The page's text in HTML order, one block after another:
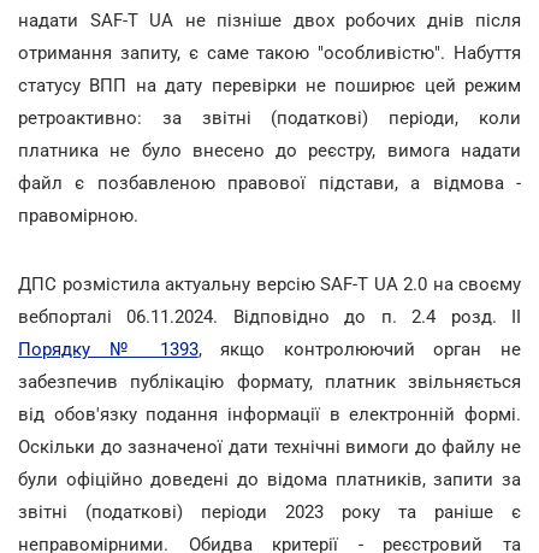
надати SAF-T UA не пізніше двох робочих днів після
отримання запиту, є саме такою "особливістю". Набуття
статусу ВПП на дату перевірки не поширює цей режим
ретроактивно: за звітні (податкові) періоди, коли
платника не було внесено до реєстру, вимога надати
файл є позбавленою правової підстави, а відмова -
правомірною.
ДПС розмістила актуальну версію SAF-T UA 2.0 на своєму
вебпорталі 06.11.2024. Відповідно до п. 2.4 розд. II
Порядку № 1393, якщо контролюючий орган не
забезпечив публікацію формату, платник звільняється
від обов'язку подання інформації в електронній формі.
Оскільки до зазначеної дати технічні вимоги до файлу не
були офіційно доведені до відома платників, запити за
звітні (податкові) періоди 2023 року та раніше є
неправомірними. Обидва критерії - реєстровий та